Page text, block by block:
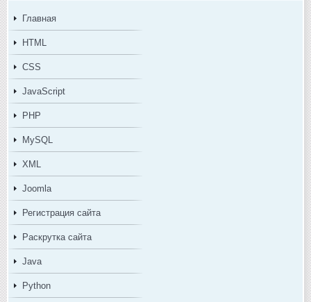
Главная
HTML
CSS
JavaScript
PHP
MySQL
XML
Joomla
Регистрация сайта
Раскрутка сайта
Java
Python